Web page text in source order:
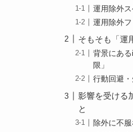
運用除外
運用除外
そもそも「運
背景にあ
限」
行動回避
影響を受ける
と
除外に不